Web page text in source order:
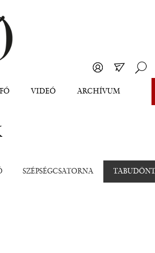
VIDEÓ ARCHÍVUM
SZÉPSÉGCSATORNA